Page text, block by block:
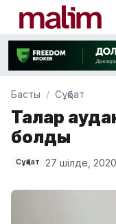
Басты Сұқбат
Талғар
болды
Сұқбат 27 шілде, 2020